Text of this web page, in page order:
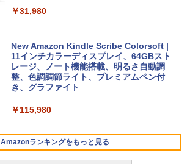
￥129,800
FMV ノートパソコン WE1-K3 (MS 365 P
ersonal/Copilotキー搭載/Win 11/15.6型/
Core i5/16GB/SSD 512GB/ホワイト) FM
VWK3E15W_AZ
ト): Java & Bedrock Edition | オンライ
￥3,600
ェクトリストと最新エミュレータ紹介
￥31,980
New Amazon Kindle Scribe Colorsoft |
11インチカラーディスプレイ、64GBスト
レージ、ノート機能搭載、明るさ自動調
整、色調調節ライト、プレミアムペン付
き、グラファイト
￥115,980
Amazonランキングをもっと見る